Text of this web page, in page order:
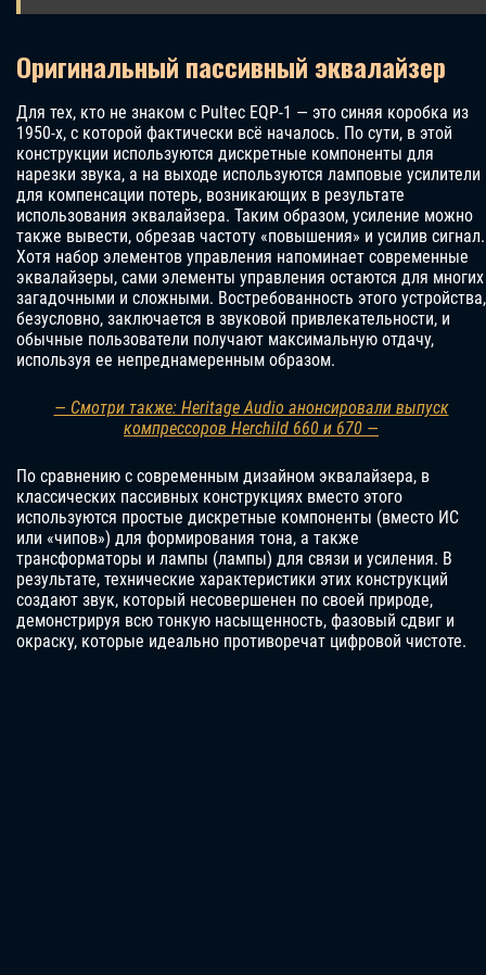
Оригинальный пассивный эквалайзер
Для тех, кто не знаком с Pultec EQP-1 — это синяя коробка из
1950-х, с которой фактически всё началось. По сути, в этой
конструкции используются дискретные компоненты для
нарезки звука, а на выходе используются ламповые усилители
для компенсации потерь, возникающих в результате
использования эквалайзера. Таким образом, усиление можно
также вывести, обрезав частоту «повышения» и усилив сигнал.
Хотя набор элементов управления напоминает современные
эквалайзеры, сами элементы управления остаются для многих
загадочными и сложными. Востребованность этого устройства,
безусловно, заключается в звуковой привлекательности, и
обычные пользователи получают максимальную отдачу,
используя ее непреднамеренным образом.
— Смотри также: Heritage Audio анонсировали выпуск
компрессоров Herchild 660 и 670 —
По сравнению с современным дизайном эквалайзера, в
классических пассивных конструкциях вместо этого
используются простые дискретные компоненты (вместо ИС
или «чипов») для формирования тона, а также
трансформаторы и лампы (лампы) для связи и усиления. В
результате, технические характеристики этих конструкций
создают звук, который несовершенен по своей природе,
демонстрируя всю тонкую насыщенность, фазовый сдвиг и
окраску, которые идеально противоречат цифровой чистоте.